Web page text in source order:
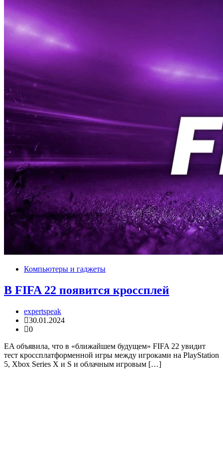
Компьютеры и гаджеты
В FIFA 22 появится кроссплей
expertspeak
30.01.2024
0
EA объявила, что в «ближайшем будущем» FIFA 22 увидит
тест кроссплатформенной игры между игроками на PlayStation
5, Xbox Series X и S и облачным игровым […]